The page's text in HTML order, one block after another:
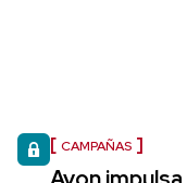
CAMPAÑAS